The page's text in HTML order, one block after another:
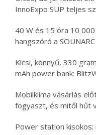
InnoExpo SUP teljes
40 W és 15 óra 10
hangszóró a SOUNARC
Kicsi, könnyű, 330
mAh power bank:
Mobilklíma vásárlás
fogyaszt, és mitől hűt
Power station